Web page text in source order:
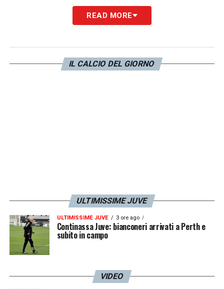
Sono molto felice di essere qui.
Mi sento benissimo. Non vedo l’ora di
del Fenerbahçe. Ho visto la partita nel
READ MORE
IL CALCIO DEL GIORNO
ULTIMISSIME JUVE
ULTIMISSIME JUVE 3 ore ago
Continassa Juve: bianconeri arrivati a Perth e
subito in campo
VIDEO